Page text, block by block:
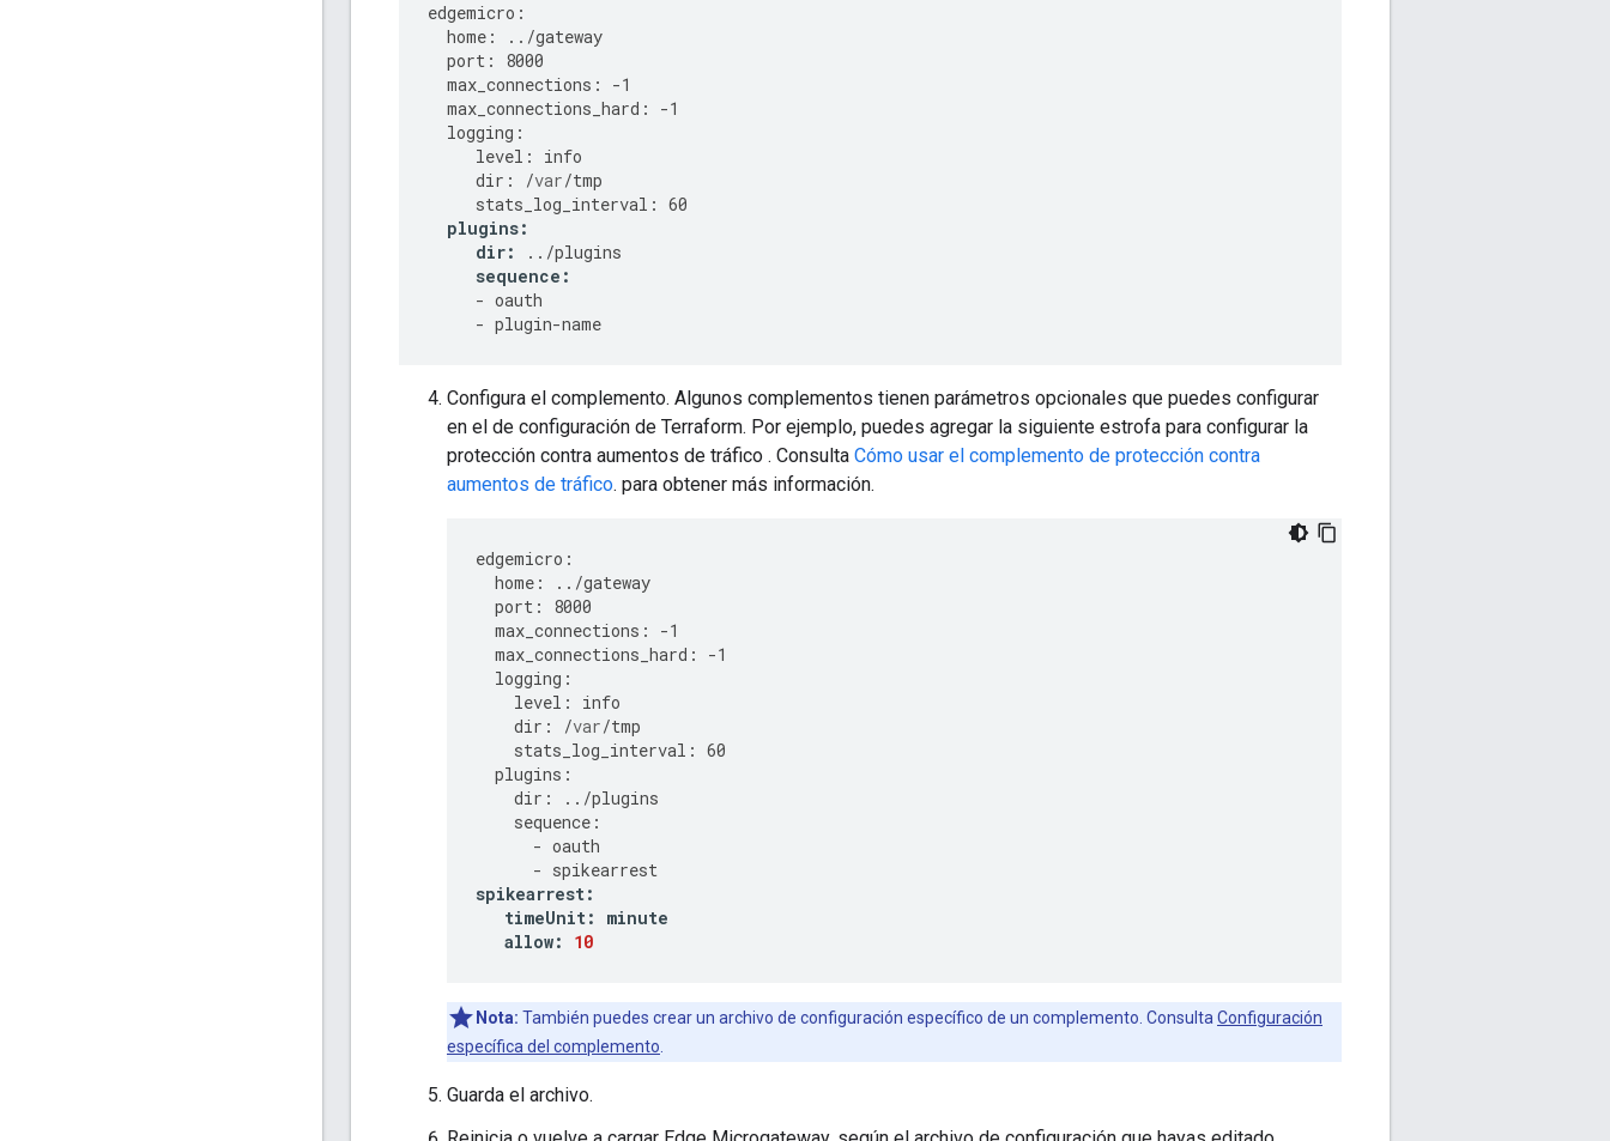
edgemicro :
home : ../gateway
port :
8000
max_connections : -1
max_connections_hard : -1
logging :
level :
info
dir : /var/tmp
stats_log_interval : 60
plugins:
dir: ../plugins
sequence :
- oauth
- plugin-name
Configura el complemento. Algunos complementos tienen parámetros opcionales que puedes configurar
en el de configuración de Terraform. Por ejemplo, puedes agregar la siguiente estrofa para configurar la
protección contra aumentos de tráfico . Consulta Cómo usar el complemento de protección contra
aumentos de tráfico. para obtener más información.
edgemicro :
home : ../gateway
port :
8000
max_connections : -1
max_connections_hard : -1
logging :
level :
info
dir : /var/tmp
stats_log_interval : 60
plugins :
dir : ../plugins
sequence :
- oauth
- spikearrest
spikearrest:
timeUnit:
minute
allow: 10
Nota: También puedes crear un archivo de configuración específico de un complemento. Consulta Configuración
específica del complemento
Guarda el archivo.